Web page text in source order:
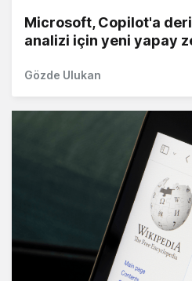
Microsoft, Copilot'a
analizi için yeni yapay
Gözde Ulukan